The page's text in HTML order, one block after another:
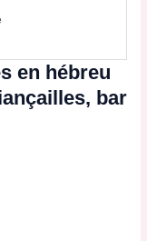
en hébreu
bar